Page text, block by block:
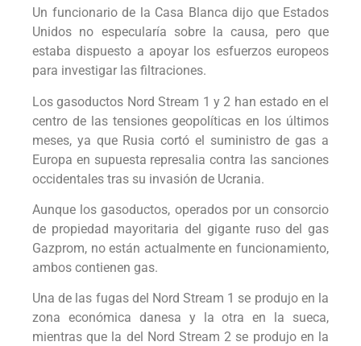
Un funcionario de la Casa Blanca dijo que Estados
Unidos no especularía sobre la causa, pero que
estaba dispuesto a apoyar los esfuerzos europeos
para investigar las filtraciones.
Los gasoductos Nord Stream 1 y 2 han estado en el
centro de las tensiones geopolíticas en los últimos
meses, ya que Rusia cortó el suministro de gas a
Europa en supuesta represalia contra las sanciones
occidentales tras su invasión de Ucrania.
Aunque los gasoductos, operados por un consorcio
de propiedad mayoritaria del gigante ruso del gas
Gazprom, no están actualmente en funcionamiento,
ambos contienen gas.
Una de las fugas del Nord Stream 1 se produjo en la
zona económica danesa y la otra en la sueca,
mientras que la del Nord Stream 2 se produjo en la